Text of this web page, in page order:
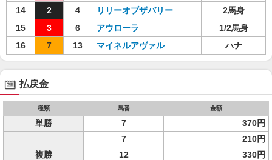
14
2 4 リリーオブザバリー
2馬身
15
3 6 アウローラ
1/2馬身
16
7 13 マイネルアヴァル ハナ
払戻金
種類 馬番 金額
単勝 7 370円
複勝
7
210円
12
330円